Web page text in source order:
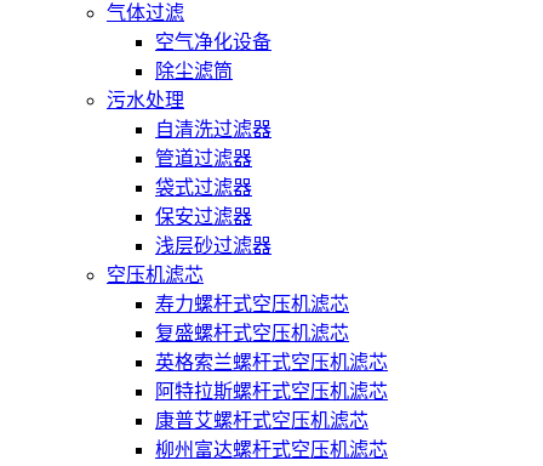
气体过滤
空气净化设备
除尘滤筒
污水处理
自清洗过滤器
管道过滤器
袋式过滤器
保安过滤器
浅层砂过滤器
空压机滤芯
寿力螺杆式空压机滤芯
复盛螺杆式空压机滤芯
英格索兰螺杆式空压机滤芯
阿特拉斯螺杆式空压机滤芯
康普艾螺杆式空压机滤芯
柳州富达螺杆式空压机滤芯